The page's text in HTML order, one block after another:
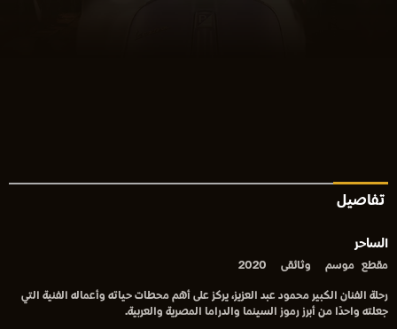
تفاصيل
الساحر
مقطع موسم وثائقى 2020
رحلة الفنان الكبير محمود عبد العزيز، يركز على أهم محطات حياته وأعماله الفنية التي
جعلته واحدًا من أبرز رموز السينما والدراما المصرية والعربية.